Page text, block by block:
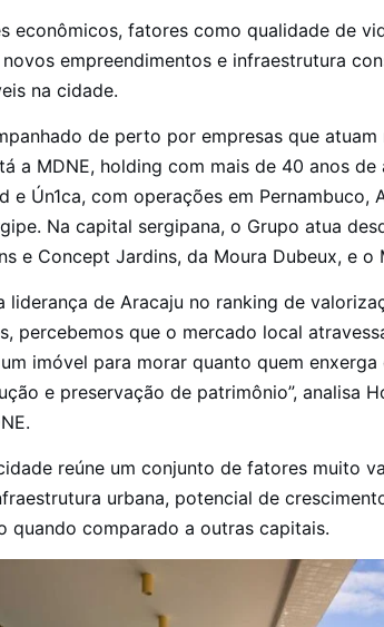
econômicos, fatores como qualidade de
empreendimentos e infraestrutura
na cidade.
de perto por empresas que
a MDNE, holding com mais de 40 anos
e Ún1ca, com operações em Pernambuco,
Na capital sergipana, o Grupo atua
e Concept Jardins, da Moura Dubeux, e o
liderança de Aracaju no ranking de
percebemos que o mercado local
imóvel para morar quanto quem
e preservação de patrimônio”, analisa
reúne um conjunto de fatores muito
urbana, potencial de
quando comparado a outras capitais.